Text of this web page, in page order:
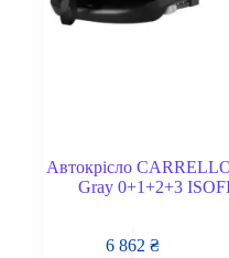
Автокрісло
Gray 0+1+2+3
6 862₴